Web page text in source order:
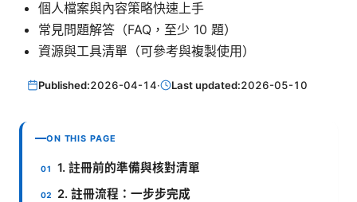
個人檔案與內容策略快速上手
常見問題解答（FAQ，至少 10 題）
資源與工具清單（可參考與複製使用）
Published:2026-04-14· Last updated:2026-05-10
ON THIS PAGE
1. 註冊前的準備與核對清單
2. 註冊流程：一步步完成